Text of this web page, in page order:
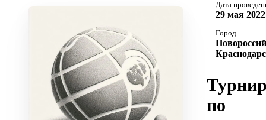
Дата
29 мая
Город
по